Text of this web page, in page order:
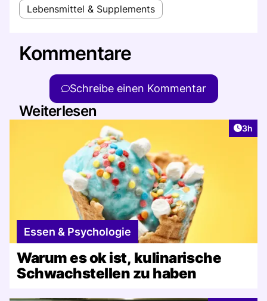
Lebensmittel & Supplements
Kommentare
Schreibe einen Kommentar
Weiterlesen
3h
Essen & Psychologie
Warum es ok ist, kulinarische
Schwachstellen zu haben